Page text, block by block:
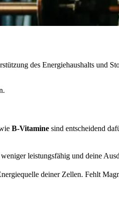
des Energiehaushalts und
B-Vitamine sind entscheidend
leistungsfähig und deine
deiner Zellen. Fehlt